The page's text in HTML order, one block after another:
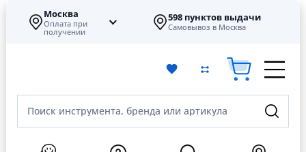
Москва
Оплата при
получении
598 пунктов выдачи
Самовывоз в Москва
Поиск инструмента, бренда или артикула